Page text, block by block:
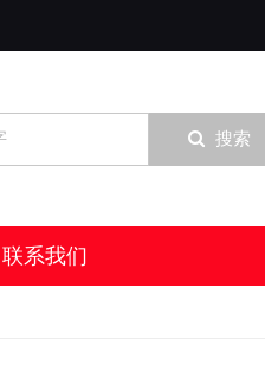
搜索
联系我们